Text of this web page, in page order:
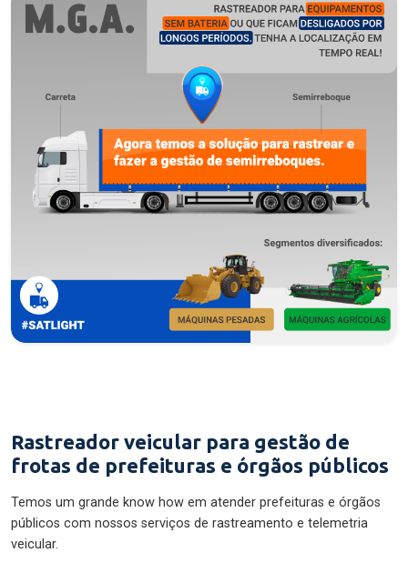
Rastreador veicular para gestão de
frotas de prefeituras e órgãos públicos
Temos um grande know how em atender prefeituras e órgãos
públicos com nossos serviços de rastreamento e telemetria
veicular.